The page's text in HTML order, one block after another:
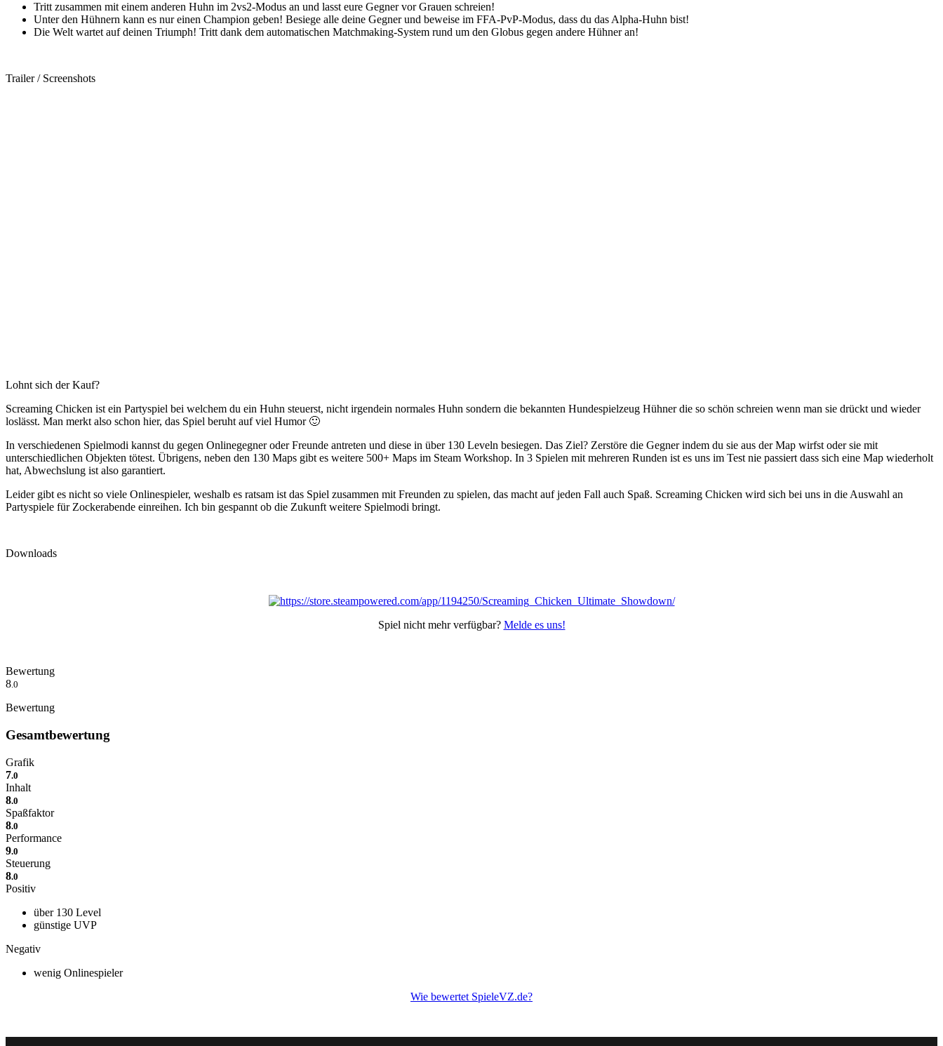
Tritt zusammen mit einem anderen Huhn im 2vs2-Modus an und lasst eure Gegner vor Grauen schreien!
Unter den Hühnern kann es nur einen Champion geben! Besiege alle deine Gegner und beweise im FFA-PvP-Modus, dass du das Alpha-Huhn bist!
Die Welt wartet auf deinen Triumph! Tritt dank dem automatischen Matchmaking-System rund um den Globus gegen andere Hühner an!
Trailer / Screenshots
Lohnt sich der Kauf?
Screaming Chicken ist ein Partyspiel bei welchem du ein Huhn steuerst, nicht irgendein normales Huhn sondern die bekannten Hundespielzeug Hühner die so schön schreien wenn man sie drückt und wieder
loslässt. Man merkt also schon hier, das Spiel beruht auf viel Humor 🙂
In verschiedenen Spielmodi kannst du gegen Onlinegegner oder Freunde antreten und diese in über 130 Leveln besiegen. Das Ziel? Zerstöre die Gegner indem du sie aus der Map wirfst oder sie mit
unterschiedlichen Objekten tötest. Übrigens, neben den 130 Maps gibt es weitere 500+ Maps im Steam Workshop. In 3 Spielen mit mehreren Runden ist es uns im Test nie passiert dass sich eine Map wiederholt
hat, Abwechslung ist also garantiert.
Leider gibt es nicht so viele Onlinespieler, weshalb es ratsam ist das Spiel zusammen mit Freunden zu spielen, das macht auf jeden Fall auch Spaß. Screaming Chicken wird sich bei uns in die Auswahl an
Partyspiele für Zockerabende einreihen. Ich bin gespannt ob die Zukunft weitere Spielmodi bringt.
Downloads
Spiel nicht mehr verfügbar? Melde es uns!
Bewertung
8.0
Bewertung
Gesamtbewertung
Grafik
7.0
Inhalt
8.0
Spaßfaktor
8.0
Performance
9.0
Steuerung
8.0
Positiv
über 130 Level
günstige UVP
Negativ
wenig Onlinespieler
Wie bewertet SpieleVZ.de?